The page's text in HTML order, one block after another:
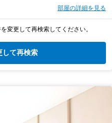
部屋の詳細を見る
変更して再検索してください。
して再検索